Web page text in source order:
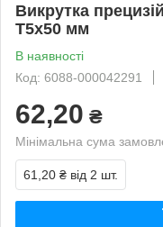
Викрутка
T5х50 мм
В наявності
Код: 6088-000042291
62,20 ₴
Мінімальна сума
61,20 ₴ від 2 шт.